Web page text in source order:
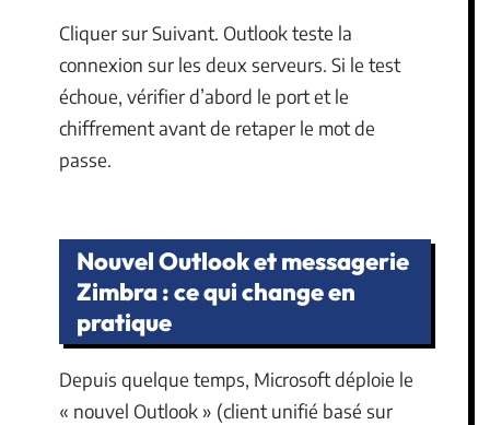
Cliquer sur Suivant. Outlook teste la
connexion sur les deux serveurs. Si le test
échoue, vérifier d’abord le port et le
chiffrement avant de retaper le mot de
passe.
Nouvel Outlook et messagerie
Zimbra : ce qui change en
pratique
Depuis quelque temps, Microsoft déploie le
« nouvel Outlook » (client unifié basé sur